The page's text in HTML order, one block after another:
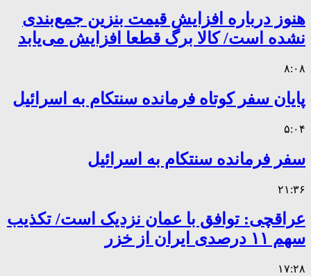
هنوز درباره افزایش قیمت بنزین جمع‌بندی
نشده است/ کالا برگ قطعا افزایش می‌یابد
۸:۰۸
پایان سفر کوتاه فرمانده سنتکام به اسرائیل
۵:۰۴
سفر فرمانده سنتکام به اسرائیل
۲۱:۳۶
عراقچی: توافق با عمان نزدیک است/ تکذیب
سهم ۱۱ درصدی ایران از خزر
۱۷:۲۸